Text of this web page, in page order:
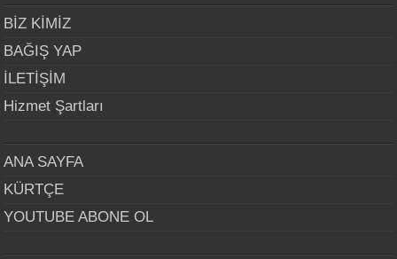
BİZ KİMİZ
BAĞIŞ YAP
İLETİŞİM
Hizmet Şartları
ANA SAYFA
KÜRTÇE
YOUTUBE ABONE OL